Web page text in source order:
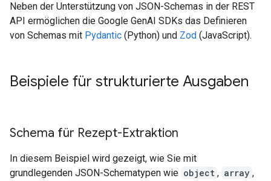
Neben der Unterstützung von JSON-Schemas in der REST
API ermöglichen die Google GenAI SDKs das Definieren
von Schemas mit Pydantic (Python) und Zod (JavaScript).
Beispiele für strukturierte Ausgaben
Schema für Rezept-Extraktion
In diesem Beispiel wird gezeigt, wie Sie mit
grundlegenden JSON-Schematypen wie object , array ,